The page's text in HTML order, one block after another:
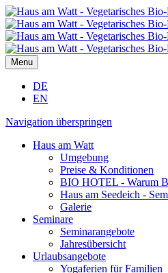
Menu
DE
EN
Navigation überspringen
Haus am Watt
Umgebung
Preise & Konditionen
BIO HOTEL - Warum
Haus am Seedeich -
Galerie
Seminare
Seminarangebote
Jahresübersicht
Urlaubsangebote
Yogaferien für Familien